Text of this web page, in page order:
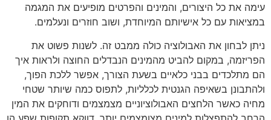
עימה את כל היצורים, והמינים והפרטים מופיעים את המגמה
במציאות עם כל אישיותם המיוחדת, ושוב חוזרים ונעלמים.
ניתן לבחון את האבולוציה כולה ממבט זה. לשנות פשוט את
הפריזמה, במקום להביט מהמינים הנבדלים החוצה ולראות איך
הם מתלכדים בבני כלאיים בשעת הצורך, אפשר ללכת הפוך,
ולהתבונן בשאיפה הגנטית לכלליות, לתפוס כמה שיותר שטחי
מחיה כאשר הלחצים האבולוציוניים מצמצמים ודוחקים את המין